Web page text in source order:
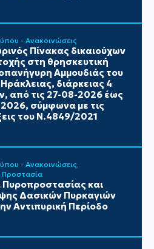
- Ανακοινώσεις
Πίνακας δικαιούχων
στη θρησκευτική
Αμμουδιάς του
διάρκειας 4
από τις 27-08-2026 έως
σύμφωνα με τις
του Ν.4849/2021
- Ανακοινώσεις
Προστασία
και
Δασικών Πυρκαγιών
Αντιπυρική Περίοδο